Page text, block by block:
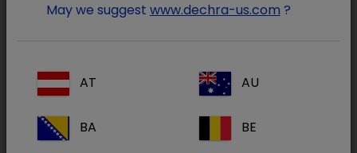
Le pH
Le taux de manganèse
sociétés de distribution est bonne et de qualité
May we suggest www.dechra-us.com ?
AT AU
BA BE